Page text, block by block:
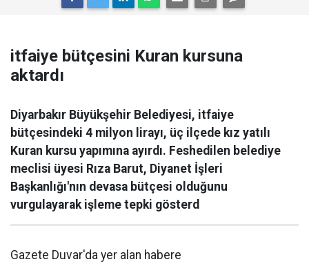
itfaiye bütçesini Kuran kursuna
aktardı
Diyarbakır Büyükşehir Belediyesi, itfaiye
bütçesindeki 4 milyon lirayı, üç ilçede kız yatılı
Kuran kursu yapımına ayırdı. Feshedilen belediye
meclisi üyesi Rıza Barut, Diyanet İşleri
Başkanlığı'nın devasa bütçesi olduğunu
vurgulayarak işleme tepki gösterd
Gazete Duvar'da yer alan habere